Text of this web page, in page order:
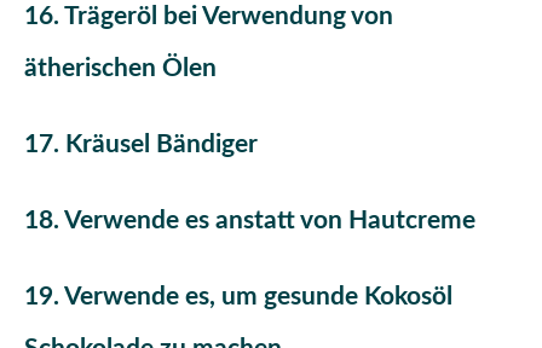
16. Trägeröl bei Verwendung von
ätherischen Ölen
17. Kräusel Bändiger
18. Verwende es anstatt von Hautcreme
19. Verwende es, um gesunde Kokosöl